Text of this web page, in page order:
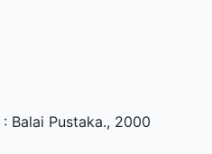
: Balai Pustaka., 2000